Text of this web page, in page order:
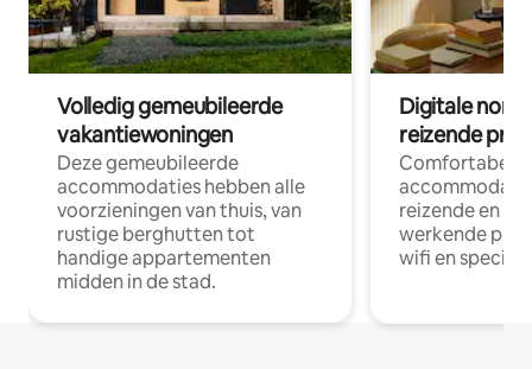
Volledig gemeubileerde
vakantiewoningen
Deze gemeubileerde
accommodaties hebben alle
voorzieningen van thuis, van
rustige berghutten tot
handige appartementen
midden in de stad.
Digitale
reizende
Comfortabele
reizende en
werkende
wifi en